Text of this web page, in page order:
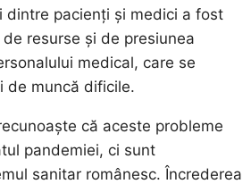
dintre pacienți și medici a fost
resurse și de presiunea
medical, care se
de muncă dificile.
că aceste probleme
pandemiei, ci sunt
sanitar românesc. Încrederea